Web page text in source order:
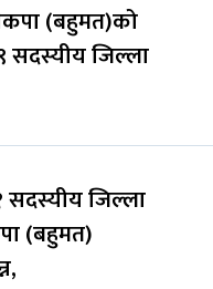
नेकपा (बहुमत)को
सदस्यीय जिल्ला
जिल्ला
(बहुमत)